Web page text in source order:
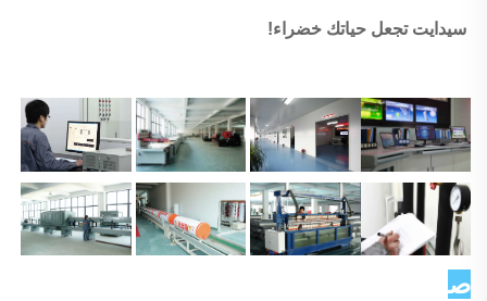
سيدايت تجعل حياتك خضراء!
صورة العميل